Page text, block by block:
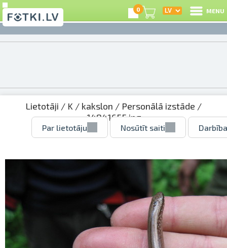
0 MENU
Lietotāji / K / kakslon / Personālā izstāde /
14841655.jpg
Par lietotāju Nosūtīt saiti